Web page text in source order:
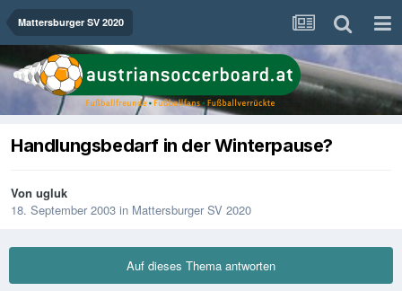
Mattersburger SV 2020
Handlungsbedarf in der Winterpause?
Von ugluk
18. September 2003 in Mattersburger SV 2020
Auf dieses Thema antworten